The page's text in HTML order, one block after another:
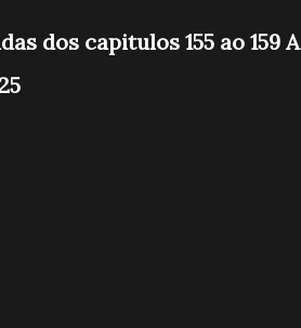
dos capitulos 155 ao 159 A